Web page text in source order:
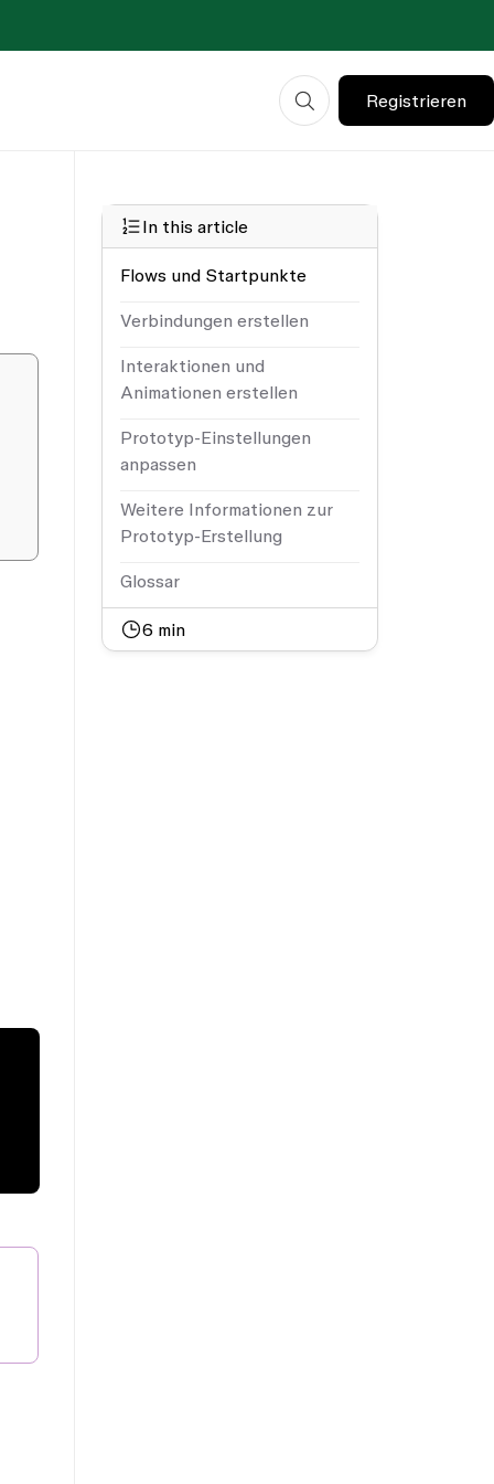
Registrieren
In this article
Flows und Startpunkte
Verbindungen erstellen
Interaktionen und
Animationen erstellen
Prototyp-Einstellungen
anpassen
Weitere Informationen zur
Prototyp-Erstellung
Glossar
6 min